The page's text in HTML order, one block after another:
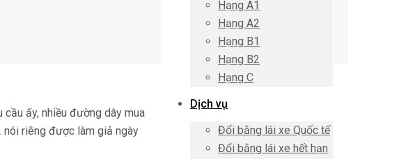
Hạng A1
Hạng A2
Hạng B1
Hạng B2
Hạng C
Dịch vụ
Đổi bằng lái xe Quốc tế
Đổi bằng lái xe hết hạn
ấy, nhiều đường dây mua
nói riêng được làm giả ngày